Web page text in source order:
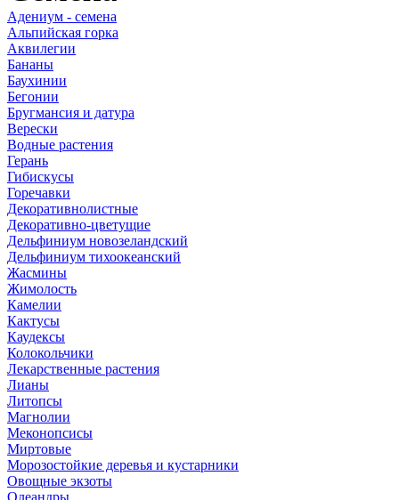
Адениум - семена
Альпийская горка
Аквилегии
Бананы
Баухинии
Бегонии
Бругмансия и датура
Верески
Водные растения
Герань
Гибискусы
Горечавки
Декоративнолистные
Декоративно-цветущие
Дельфиниум новозеландский
Дельфиниум тихоокеанский
Жасмины
Жимолость
Камелии
Кактусы
Каудексы
Колокольчики
Лекарственные растения
Лианы
Литопсы
Магнолии
Меконопсисы
Миртовые
Морозостойкие деревья и кустарники
Овощные экзоты